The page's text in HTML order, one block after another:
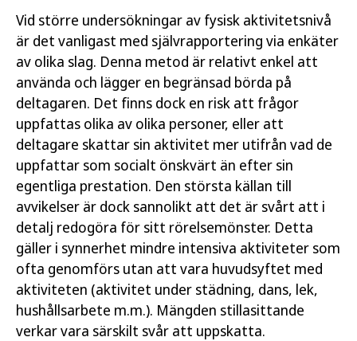
Vid större undersökningar av fysisk aktivitetsnivå
är det vanligast med självrapportering via enkäter
av olika slag. Denna metod är relativt enkel att
använda och lägger en begränsad börda på
deltagaren. Det finns dock en risk att frågor
uppfattas olika av olika personer, eller att
deltagare skattar sin aktivitet mer utifrån vad de
uppfattar som socialt önskvärt än efter sin
egentliga prestation. Den största källan till
avvikelser är dock sannolikt att det är svårt att i
detalj redogöra för sitt rörelsemönster. Detta
gäller i synnerhet mindre intensiva aktiviteter som
ofta genomförs utan att vara huvudsyftet med
aktiviteten (aktivitet under städning, dans, lek,
hushållsarbete m.m.). Mängden stillasittande
verkar vara särskilt svår att uppskatta.